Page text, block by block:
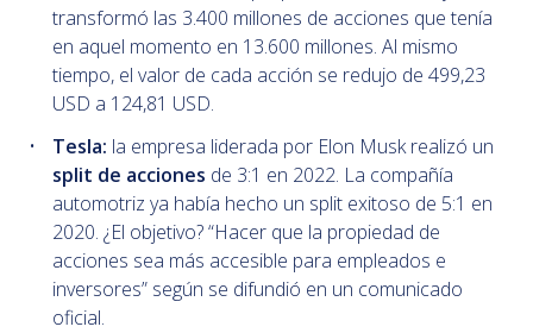
transformó las 3.400 millones de acciones que tenía
en aquel momento en 13.600 millones. Al mismo
tiempo, el valor de cada acción se redujo de 499,23
USD a 124,81 USD.
Tesla: la empresa liderada por Elon Musk realizó un
split de acciones de 3:1 en 2022. La compañía
automotriz ya había hecho un split exitoso de 5:1 en
2020. ¿El objetivo? “Hacer que la propiedad de
acciones sea más accesible para empleados e
inversores” según se difundió en un comunicado
oficial.